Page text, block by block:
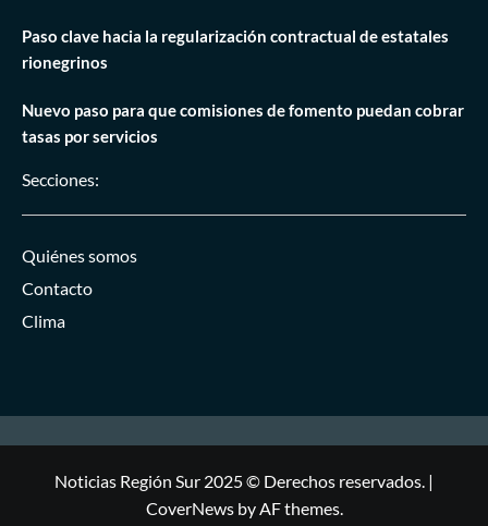
Paso clave hacia la regularización contractual de estatales
rionegrinos
Nuevo paso para que comisiones de fomento puedan cobrar
tasas por servicios
Secciones:
Quiénes somos
Contacto
Clima
Noticias Región Sur 2025 © Derechos reservados. |
CoverNewsby AF themes.